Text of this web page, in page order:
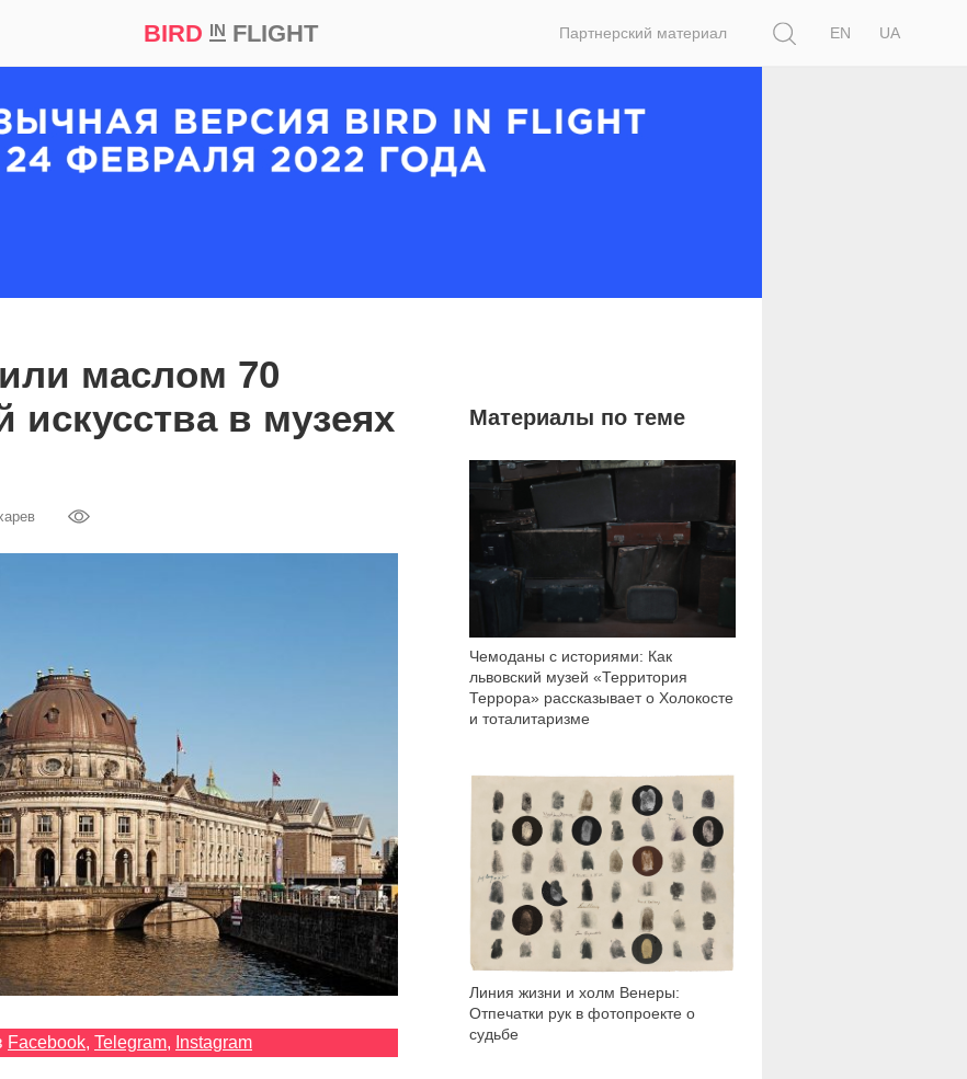
BIRD INFLIGHT Партнерский материал
EN
UA
маслом 70
искусства в музеях
Facebook, Telegram, Instagram
Материалы по теме
Чемоданы с историями: Как
львовский музей «Территория
Террора» рассказывает о Холокосте
и тоталитаризме
3 469
Линия жизни и холм Венеры:
Отпечатки рук в фотопроекте о
судьбе
4 198